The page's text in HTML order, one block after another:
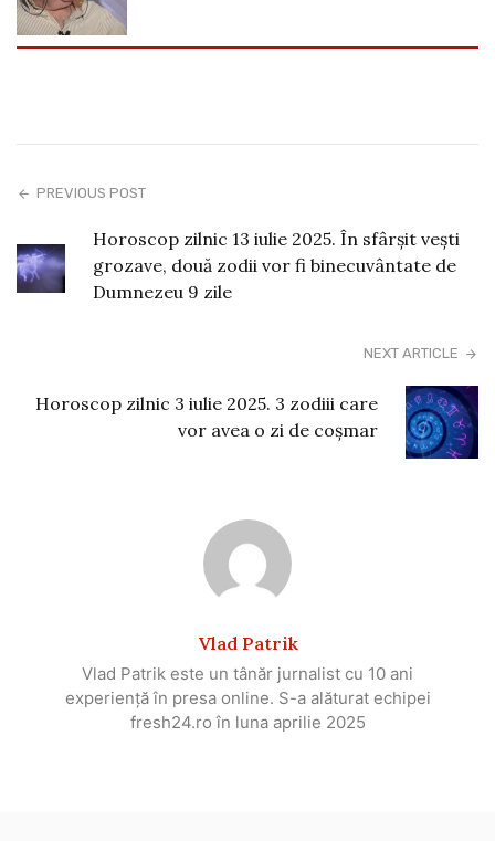
PREVIOUS POST
Horoscop zilnic 13 iulie 2025. În sfârșit vești
grozave, două zodii vor fi binecuvântate de
Dumnezeu 9 zile
NEXT ARTICLE
Horoscop zilnic 3 iulie 2025. 3 zodiii care
vor avea o zi de coșmar
Vlad Patrik
Vlad Patrik este un tânăr jurnalist cu 10 ani
experiență în presa online. S-a alăturat echipei
fresh24.ro în luna aprilie 2025